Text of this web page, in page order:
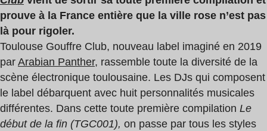
prouve à la France entière que la ville rose n’est pas
là pour rigoler.
Toulouse Gouffre Club, nouveau label imaginé en 2019
par Arabian Panther, rassemble toute la diversité de la
scène électronique toulousaine. Les DJs qui composent
le label débarquent avec huit personnalités musicales
différentes. Dans cette toute première compilation Le
début de la fin (TGC001), on passe par tous les styles